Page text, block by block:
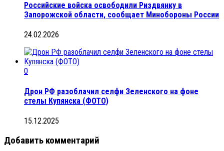
Российские войска освободили Риздвянку в
Запорожской области, сообщает Минобороны России
24.02.2026
0
Дрон РФ разоблачил селфи Зеленского на фоне
стелы Купянска (ФОТО)
15.12.2025
Добавить комментарий